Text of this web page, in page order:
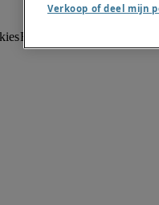
Rekruteringsvoorwaarden
Verkoop of deel mijn